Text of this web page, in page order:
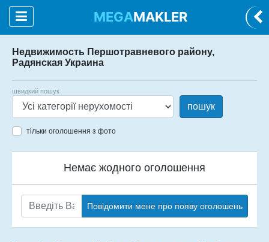
MEGAMAKLER
Недвижимость Першотравневого району,
Радянская Украина
швидкий пошук
пошук
тільки оголошення з фото
Немає жодного оголошення
Повідомити мене про появу оголошень